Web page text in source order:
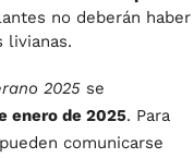
no deberán haber
livianas.
2025se
enero de 2025. Para
comunicarse